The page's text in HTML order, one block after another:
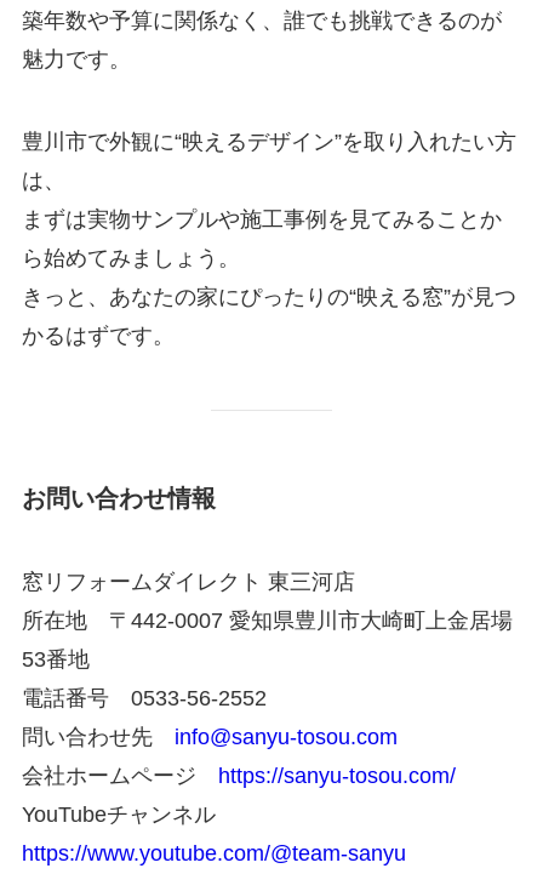
築年数や予算に関係なく、誰でも挑戦できるのが
魅力です。
豊川市で外観に“映えるデザイン”を取り入れたい方
は、
まずは実物サンプルや施工事例を見てみることか
ら始めてみましょう。
きっと、あなたの家にぴったりの“映える窓”が見つ
かるはずです。
お問い合わせ情報
窓リフォームダイレクト 東三河店
所在地 〒442-0007 愛知県豊川市大崎町上金居場
53番地
電話番号 0533-56-2552
問い合わせ先 info@sanyu-tosou.com
会社ホームページ
https://sanyu-tosou.com/
YouTubeチャンネル
https://www.youtube.com/@team-sanyu